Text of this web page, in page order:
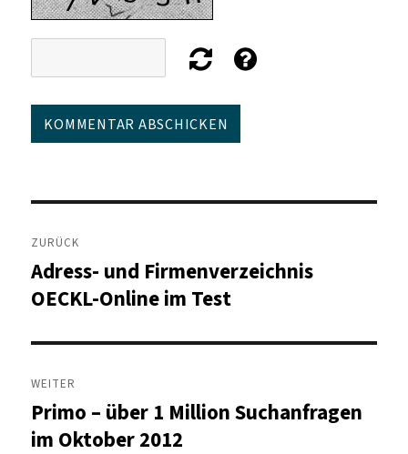
Beitragsnavigation
ZURÜCK
Vorheriger
Beitrag:
Adress- und Firmenverzeichnis
OECKL-Online im Test
WEITER
Nächster
Beitrag:
Primo – über 1 Million Suchanfragen
im Oktober 2012